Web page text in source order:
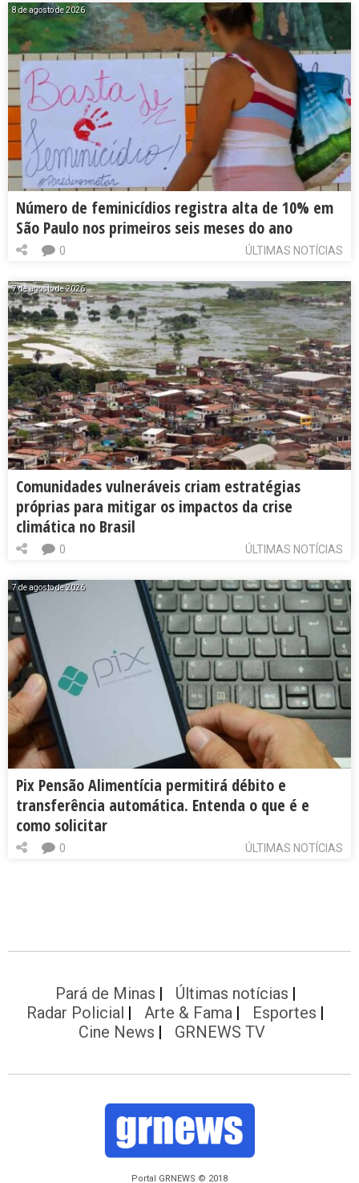
8 de agosto de 2026
Número de feminicídios registra alta de 10% em
São Paulo nos primeiros seis meses do ano
ÚLTIMAS NOTÍCIAS
0
7 de agosto de 2026
Comunidades vulneráveis criam estratégias
próprias para mitigar os impactos da crise
climática no Brasil
ÚLTIMAS NOTÍCIAS
0
7 de agosto de 2026
Pix Pensão Alimentícia permitirá débito e
transferência automática. Entenda o que é e
como solicitar
ÚLTIMAS NOTÍCIAS
0
Pará de Minas
Últimas notícias
Radar Policial
Arte & Fama
Esportes
Cine News
GRNEWS TV
Portal GRNEWS © 2018